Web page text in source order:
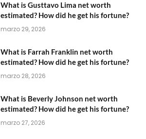
What is Gusttavo Lima net worth
estimated? How did he get his fortune?
marzo 29, 2026
What is Farrah Franklin net worth
estimated? How did he get his fortune?
marzo 28, 2026
What is Beverly Johnson net worth
estimated? How did he get his fortune?
marzo 27, 2026